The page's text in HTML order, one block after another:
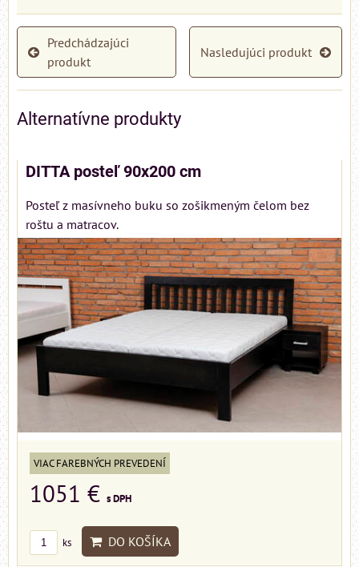
Predchádzajúci
produkt
Nasledujúci produkt
Alternatívne produkty
DITTA posteľ 90x200 cm
Posteľ z masívneho buku so zošikmeným čelom bez
roštu a matracov.
VIAC FAREBNÝCH PREVEDENÍ
1051 € s DPH
ks DO KOŠÍKA